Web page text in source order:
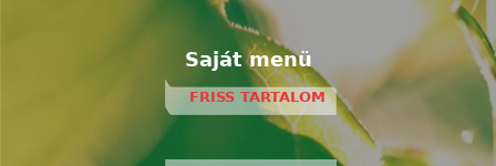
Saját menü
FRISS TARTALOM